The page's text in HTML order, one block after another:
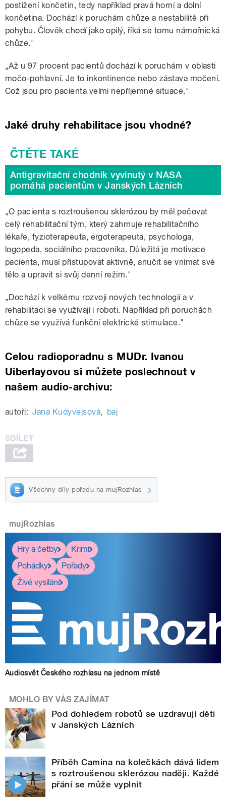
postižení končetin, tedy například pravá horní a dolní
končetina. Dochází k poruchám chůze a nestabilitě při
pohybu. Člověk chodí jako opilý, říká se tomu námořnická
chůze."
„Až u 97 procent pacientů dochází k poruchám v oblasti
močo-pohlavní. Je to inkontinence nebo zástava močení.
Což jsou pro pacienta velmi nepříjemné situace."
Jaké druhy rehabilitace jsou vhodné?
Antigravitační chodník vyvinutý v NASA
pomáhá pacientům v Janských Lázních
„O pacienta s roztroušenou sklerózou by měl pečovat
celý rehabilitační tým, který zahrnuje rehabilitačního
lékaře, fyzioterapeuta, ergoterapeuta, psychologa,
logopeda, sociálního pracovníka. Důležitá je motivace
pacienta, musí přistupovat aktivně, anučit se vnímat své
tělo a upravit si svůj denní režim."
„Dochází k velkému rozvoji nových technologií a v
rehabilitaci se využívají i roboti. Například při poruchách
chůze se využívá funkční elektrické stimulace."
Celou radioporadnu s MUDr. Ivanou
Uiberlayovou si můžete poslechnout v
našem audio-archivu:
autoři: Jana Kudyvejsová, baj
Všechny díly pořadu na mujRozhlas
mujRozhlas
Hry a četby
Krimi
Pohádky
Pořady
Živé vysílání
Audiosvět Českého rozhlasu na jednom místě
MOHLO BY VÁS ZAJÍMAT
Pod dohledem robotů se uzdravují děti
v Janských Lázních
Příběh Camina na kolečkách dává lidem
s roztroušenou sklerózou naději. Každé
přání se může vyplnit